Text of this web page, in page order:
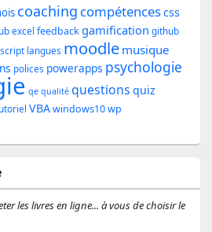
coaching compétencescss
excel feedbackgamification github
langues moodle musique
polices powerapps psychologie
qe qualité questions quiz
VBAwindows10wp
les livres en ligne... à vous de choisir le